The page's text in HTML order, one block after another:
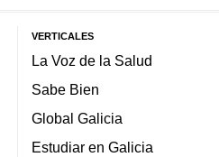
VERTICALES
La Voz de la Salud
Sabe Bien
Global Galicia
Estudiar en Galicia